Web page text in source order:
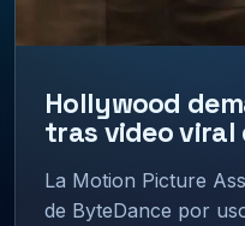
Hollywood
tras video viral
La Motion Picture
de ByteDance por